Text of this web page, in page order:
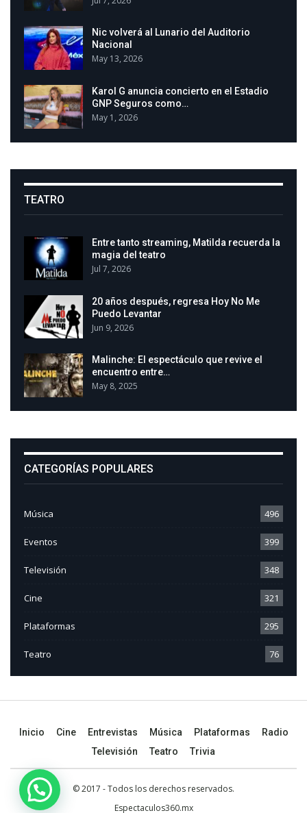
Nic volverá al Lunario del Auditorio
Nacional
May 13, 2026
Karol G anuncia concierto en el Estadio
GNP Seguros como…
May 1, 2026
TEATRO
Entre tanto streaming, Matilda recuerda la
magia del teatro
Jul 7, 2026
20 años después, regresa Hoy No Me
Puedo Levantar
Jun 9, 2026
Malinche: El espectáculo que revive el
encuentro entre…
May 8, 2025
CATEGORÍAS POPULARES
Música 496
Eventos 399
Televisión 348
Cine 321
Plataformas 295
Teatro 76
Inicio Cine Entrevistas Música Plataformas
Radio
Televisión
Teatro Trivia
© 2017 - Todos los derechos reservados.
Espectaculos360.mx